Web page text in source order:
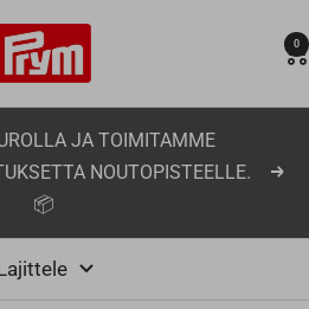
Prym 0
SIVUN ALAOSASTA JA
TILAUKSESTASI -10%! 📣